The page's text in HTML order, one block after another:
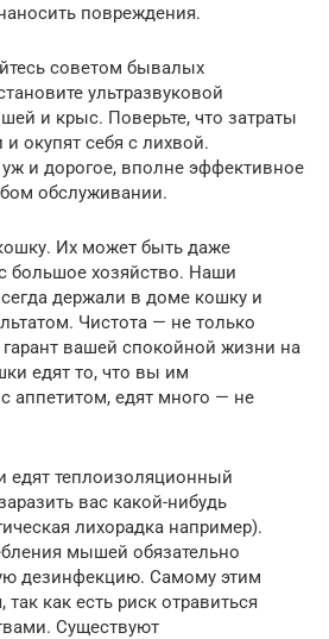
повреждения.
советом бывалых
ультразвуковой
и крыс. Поверьте, что затраты
окупят себя с лихвой.
и дорогое, вполне эффективное
обслуживании.
Их может быть даже
большое хозяйство. Наши
держали в доме кошку и
Чистота — не только
вашей спокойной жизни на
едят то, что вы им
аппетитом, едят много — не
едят теплоизоляционный
вас какой-нибудь
лихорадка например).
мышей обязательно
дезинфекцию. Самому этим
как есть риск отравиться
Существуют